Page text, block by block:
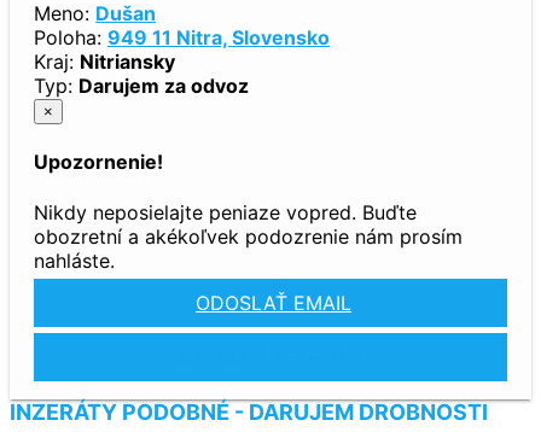
Meno: Dušan
Poloha: 949 11 Nitra, Slovensko
Kraj: Nitriansky
Typ: Darujem za odvoz
×
Upozornenie!
Nikdy neposielajte peniaze vopred. Buďte
obozretní a akékoľvek podozrenie nám prosím
nahláste.
ODOSLAŤ EMAIL
INZERÁTY PODOBNÉ - DARUJEM DROBNOSTI